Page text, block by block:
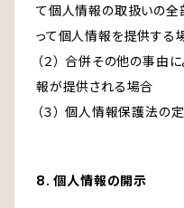
て個人情報の取扱いの全
って個人情報を提供する
（２） 合併その他の事由
報が提供される場合
（３） 個人情報保護法
8. 個人情報の開示